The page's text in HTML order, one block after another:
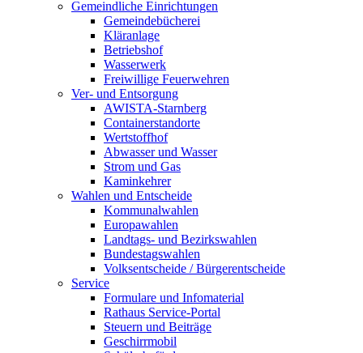
Gemeindliche Einrichtungen
Gemeindebücherei
Kläranlage
Betriebshof
Wasserwerk
Freiwillige Feuerwehren
Ver- und Entsorgung
AWISTA-Starnberg
Containerstandorte
Wertstoffhof
Abwasser und Wasser
Strom und Gas
Kaminkehrer
Wahlen und Entscheide
Kommunalwahlen
Europawahlen
Landtags- und Bezirkswahlen
Bundestagswahlen
Volksentscheide / Bürgerentscheide
Service
Formulare und Infomaterial
Rathaus Service-Portal
Steuern und Beiträge
Geschirrmobil